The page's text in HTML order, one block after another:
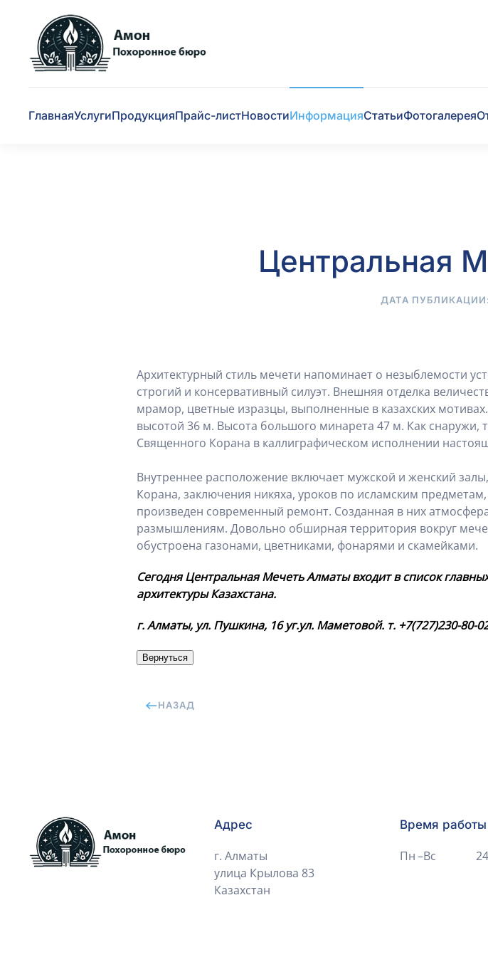
Skip to main content
ГлавнаяУслугиПродукцияПрайс-листНовостиИнформацияСтатьиФотогалерея
Центральная
ДАТА ПУБЛИКАЦИИ:
Архитектурный стиль мечети напоминает о незыблемости
строгий и консервативный силуэт. Внешняя отделка
мрамор, цветные изразцы, выполненные в казахских
высотой 36 м. Высота большого минарета 47 м. Как снаружи,
Священного Корана в каллиграфическом исполнении
Внутреннее расположение включает мужской и женский
Корана, заключения никяха, уроков по исламским
произведен современный ремонт. Созданная в них
размышлениям. Довольно обширная территория вокруг
обустроена газонами, цветниками, фонарями и скамейками.
Сегодня Центральная Мечеть Алматы входит в список
архитектуры Казахстана.
г. Алматы, ул. Пушкина, 16 уг.ул. Маметовой. т. +7(727)230-80-
НАЗАД
Адрес
г. Алматы
улица Крылова 83
Казахстан
Время работы
Пн –Вс